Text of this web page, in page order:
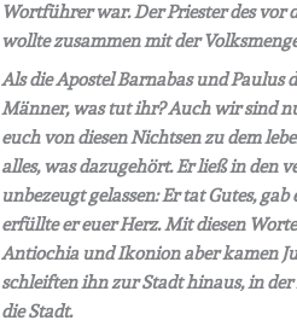
Wortführer war. Der Priester des vor
wollte zusammen mit der
Als die Apostel Barnabas und Paulus
Männer, was tut ihr? Auch wir sind
euch von diesen Nichtsen zu dem
alles, was dazugehört. Er ließ in den
unbezeugt gelassen: Er tat Gutes,
erfüllte er euer Herz. Mit diesen
Antiochia und Ikonion aber kamen
schleiften ihn zur Stadt hinaus, in
die Stadt.